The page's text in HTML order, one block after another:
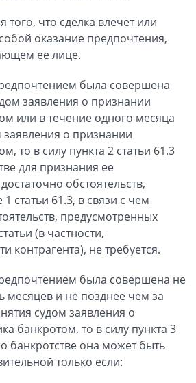
что сделка влечет или
оказание предпочтения,
ее лице.
была совершена
заявления о признании
или в течение одного месяца
о признании
то в силу пункта 2 статьи 61.3
для признания ее
обстоятельств,
статьи 61.3, в связи с чем
предусмотренных
(в частности,
контрагента), не требуется.
была совершена не
месяцев и не позднее чем за
судом заявления о
банкротом, то в силу пункта 3
банкротстве она может быть
только если: